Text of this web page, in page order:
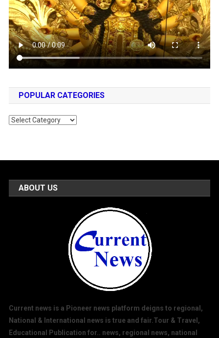
POPULAR CATEGORIES
Popular
ABOUT US
Current news is a Pioneer news platform deigns to regional,
National & International news is true and fair.Tour & Travel,
Educational Publication for.. news, regional news, national